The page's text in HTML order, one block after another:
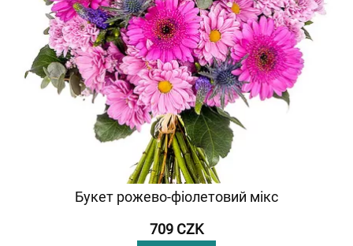
Букет рожево-фіолетовий мікс
709 CZK